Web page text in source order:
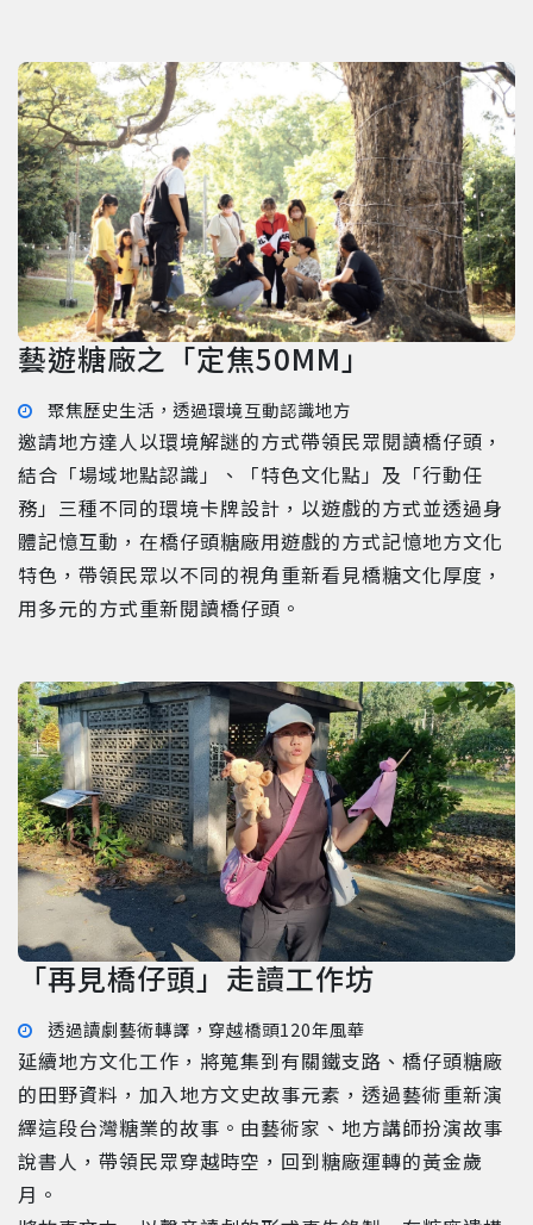
藝遊糖廠之「定焦50MM」
聚焦歷史生活，透過環境互動認識地方
邀請地方達人以環境解謎的方式帶領民眾閱讀橋仔頭，
結合「場域地點認識」、「特色文化點」及「行動任
務」三種不同的環境卡牌設計，以遊戲的方式並透過身
體記憶互動，在橋仔頭糖廠用遊戲的方式記憶地方文化
特色，帶領民眾以不同的視角重新看見橋糖文化厚度，
用多元的方式重新閱讀橋仔頭。
「再見橋仔頭」走讀工作坊
透過讀劇藝術轉譯，穿越橋頭120年風華
延續地方文化工作，將蒐集到有關鐵支路、橋仔頭糖廠
的田野資料，加入地方文史故事元素，透過藝術重新演
繹這段台灣糖業的故事。由藝術家、地方講師扮演故事
說書人，帶領民眾穿越時空，回到糖廠運轉的黃金歲
月。